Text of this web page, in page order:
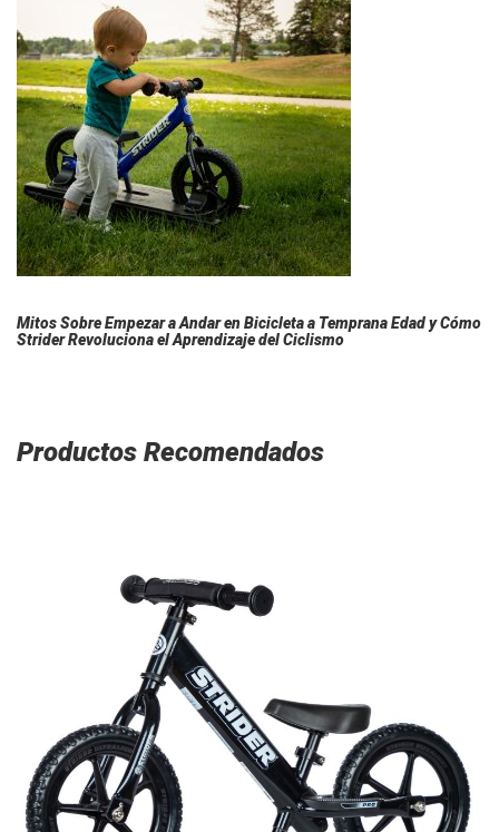
Mitos Sobre Empezar a Andar en Bicicleta a Temprana Edad y Cómo
Strider Revoluciona el Aprendizaje del Ciclismo
Productos Recomendados